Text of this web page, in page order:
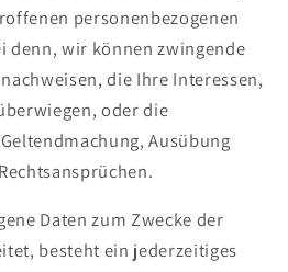
personenbezogenen
denn, wir können zwingende
die Ihre Interessen,
oder die
Ausübung
Daten zum Zwecke der
besteht ein jederzeitiges